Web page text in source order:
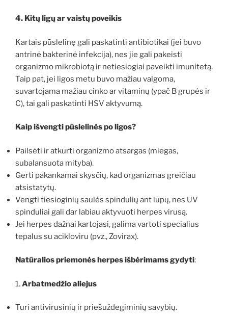
4. Kitų ligų ar vaistų poveikis
Kartais pūslelinę gali paskatinti antibiotikai (jei buvo
antrinė bakterinė infekcija), nes jie gali pakeisti
organizmo mikrobiotą ir netiesiogiai paveikti imunitetą.
Taip pat, jei ligos metu buvo mažiau valgoma,
suvartojama mažiau cinko ar vitaminų (ypač B grupės ir
C), tai gali paskatinti HSV aktyvumą.
Kaip išvengti pūslelinės po ligos?
Pailsėti ir atkurti organizmo atsargas (miegas,
subalansuota mityba).
Gerti pakankamai skysčių, kad organizmas greičiau
atsistatytų.
Vengti tiesioginių saulės spindulių ant lūpų, nes UV
spinduliai gali dar labiau aktyvuoti herpes virusą.
Jei herpes dažnai kartojasi, galima vartoti specialius
tepalus su acikloviru (pvz., Zovirax).
Natūralios priemonės herpes išbėrimams gydyti:
1.Arbatmedžio aliejus
Turi antivirusinių ir priešuždegiminių savybių.